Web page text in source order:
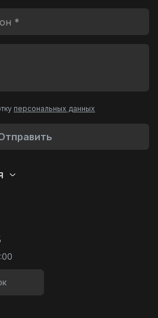
персональных данных